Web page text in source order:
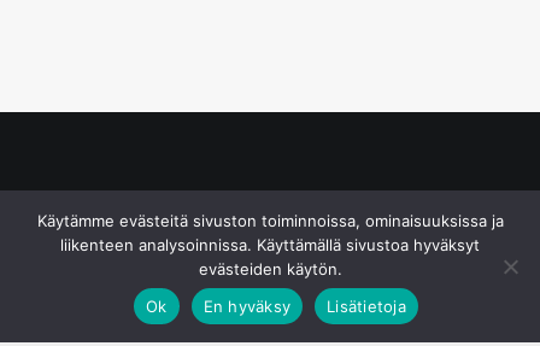
Käytämme evästeitä sivuston toiminnoissa, ominaisuuksissa ja
liikenteen analysoinnissa. Käyttämällä sivustoa hyväksyt
evästeiden käytön.
Ok
En hyväksy Lisätietoja